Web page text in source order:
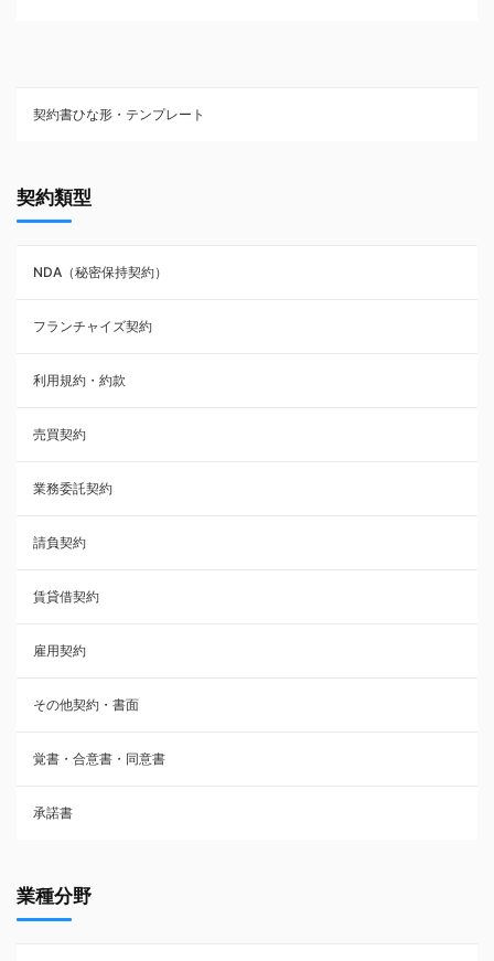
契約書ひな形・テンプレート
NDA（秘密保持契約）
業務委託契約
利用規約・約款
覚書・合意書・同意書
承諾書
雇用契約
その他契約・書面
売買契約
株主総会議事録・関連書類
請負契約
フランチャイズ契約
賃貸借契約
契約類型
NDA（秘密保持契約）
フランチャイズ契約
利用規約・約款
売買契約
業務委託契約
請負契約
賃貸借契約
雇用契約
その他契約・書面
覚書・合意書・同意書
承諾書
業種分野